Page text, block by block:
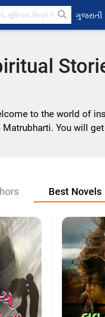
ગુજરાતી
to the world of
Matrubharti. You will
Best Novels